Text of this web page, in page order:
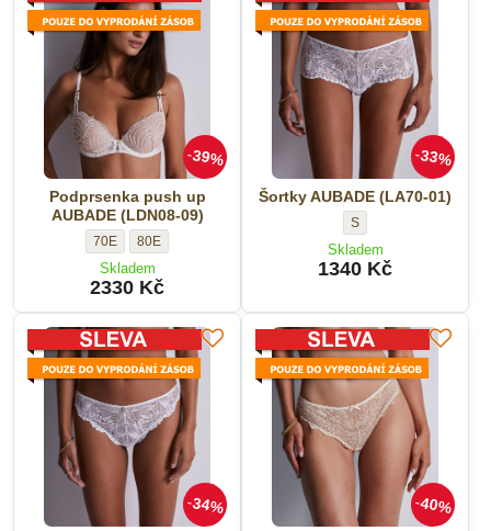
Velikost:Velikost:
39%
Podprsenka push up
AUBADE (LDN08-09)
Podprsenka
push
up
(LDN08-
09)
-
70E
Podprsenka
push
up
(LDN08-
09)
-
Velikost:
80E
Skladem
2330 Kč
33%
Šortky AUBADE (LA70-01)
Šortky
AUBADE
(LA70-
-
Velikost:
S
Skladem
1340 Kč
34% 40%